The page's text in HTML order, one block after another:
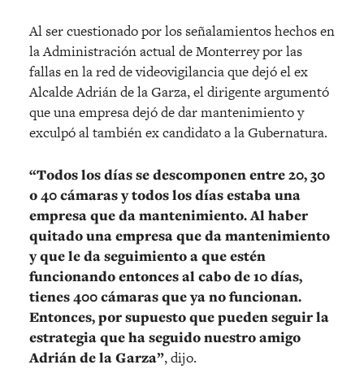
Al ser cuestionado por los señalamientos hechos en
la Administración actual de Monterrey por las
fallas en la red de videovigilancia que dejó el ex
Alcalde Adrián de la Garza, el dirigente argumentó
que una empresa dejó de dar mantenimiento y
exculpó al también ex candidato a la Gubernatura.
“Todos los días se descomponen entre 20, 30
o 40 cámaras y todos los días estaba una
empresa que da mantenimiento. Al haber
quitado una empresa que da mantenimiento
y que le da seguimiento a que estén
funcionando entonces al cabo de 10 días,
tienes 400 cámaras que ya no funcionan.
Entonces, por supuesto que pueden seguir la
estrategia que ha seguido nuestro amigo
Adrián de la Garza”, dijo.